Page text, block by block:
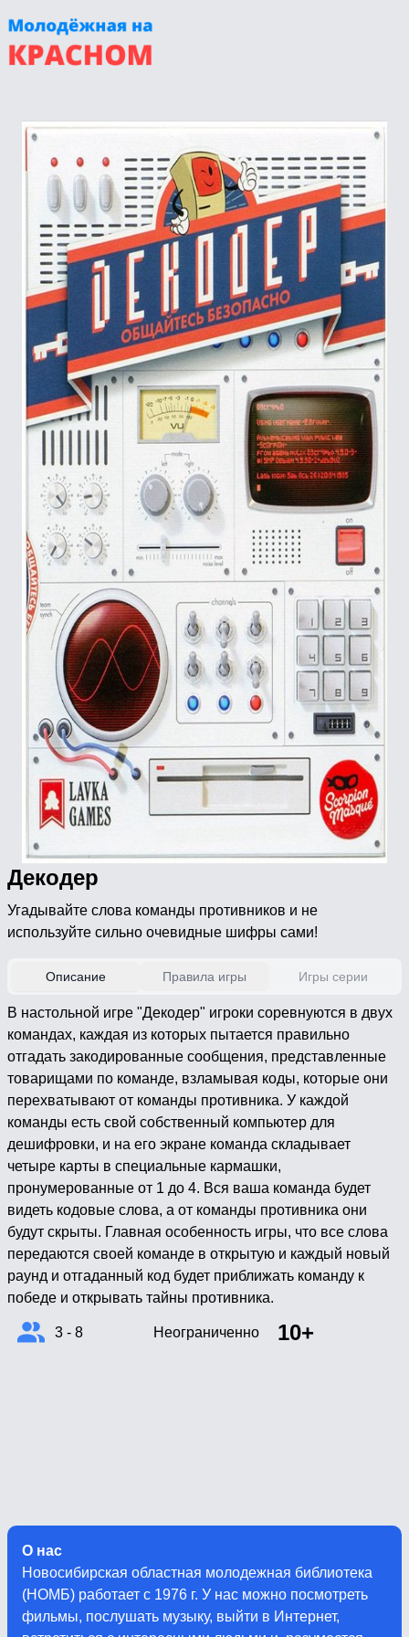
Декодер
Угадывайте слова команды противников и не
используйте сильно очевидные шифры сами!
Описание Правила игры Игры серии
В настольной игре "Декодер" игроки соревнуются в двух
командах, каждая из которых пытается правильно
отгадать закодированные сообщения, представленные
товарищами по команде, взламывая коды, которые они
перехватывают от команды противника. У каждой
команды есть свой собственный компьютер для
дешифровки, и на его экране команда складывает
четыре карты в специальные кармашки,
пронумерованные от 1 до 4. Вся ваша команда будет
видеть кодовые слова, а от команды противника они
будут скрыты. Главная особенность игры, что все слова
передаются своей команде в открытую и каждый новый
раунд и отгаданный код будет приближать команду к
победе и открывать тайны противника.
3 - 8 Неограниченно 10+
О нас
Новосибирская областная молодежная библиотека
(НОМБ) работает с 1976 г. У нас можно посмотреть
фильмы, послушать музыку, выйти в Интернет,